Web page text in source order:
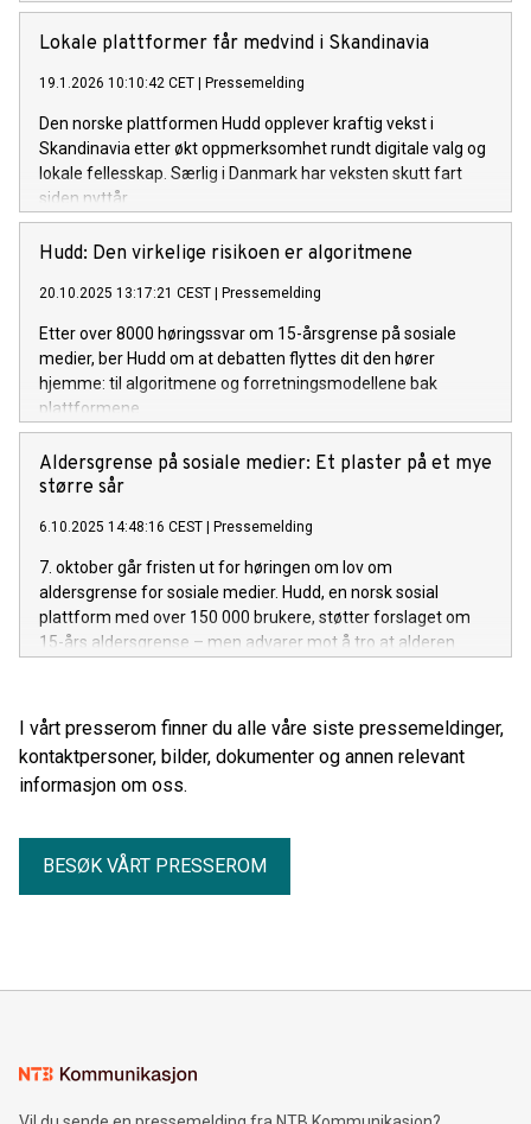
Lokale plattformer får medvind i Skandinavia
19.1.2026 10:10:42 CET Pressemelding
Den norske plattformen Hudd opplever kraftig vekst i
Skandinavia etter økt oppmerksomhet rundt digitale valg og
lokale fellesskap. Særlig i Danmark har veksten skutt fart
siden nyttår.
Hudd: Den virkelige risikoen er algoritmene
20.10.2025 13:17:21 CEST Pressemelding
Etter over 8000 høringssvar om 15-årsgrense på sosiale
medier, ber Hudd om at debatten flyttes dit den hører
hjemme: til algoritmene og forretningsmodellene bak
plattformene.
Aldersgrense på sosiale medier: Et plaster på et mye
større sår
6.10.2025 14:48:16 CEST Pressemelding
7. oktober går fristen ut for høringen om lov om
aldersgrense for sosiale medier. Hudd, en norsk sosial
plattform med over 150 000 brukere, støtter forslaget om
15-års aldersgrense – men advarer mot å tro at alderen
Floberg Åkre, CCO i Hudd.
I vårt presserom finner du alle våre siste pressemeldinger,
kontaktpersoner, bilder, dokumenter og annen relevant
informasjon om oss.
BESØK VÅRT PRESSEROM